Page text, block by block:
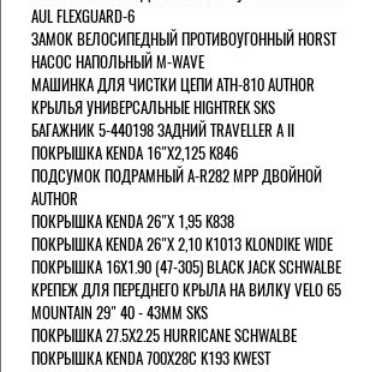
AUL FLEXGUARD-6
ЗАМОК ВЕЛОСИПЕДНЫЙ ПРОТИВОУГОННЫЙ HORST
НАСОС НАПОЛЬНЫЙ M-WAVE
МАШИНКА ДЛЯ ЧИСТКИ ЦЕПИ ATH-810 AUTHOR
КРЫЛЬЯ УНИВЕРСАЛЬНЫЕ HIGHTREK SKS
БАГАЖНИК 5-440198 ЗАДНИЙ TRAVELLER A II
ПОКРЫШКА KENDA 16"Х2,125 K846
ПОДСУМОК ПОДРАМНЫЙ A-R282 MPP ДВОЙНОЙ
AUTHOR
ПОКРЫШКА KENDA 26"Х 1,95 K838
ПОКРЫШКА KENDA 26"Х 2,10 K1013 KLONDIKE WIDE
ПОКРЫШКА 16X1.90 (47-305) BLACK JACK SCHWALBE
КРЕПЕЖ ДЛЯ ПЕРЕДНЕГО КРЫЛА НА ВИЛКУ VELO 65
MOUNTAIN 29" 40 - 43ММ SKS
ПОКРЫШКА 27.5X2.25 HURRICANE SCHWALBE
ПОКРЫШКА KENDA 700Х28С K193 KWEST